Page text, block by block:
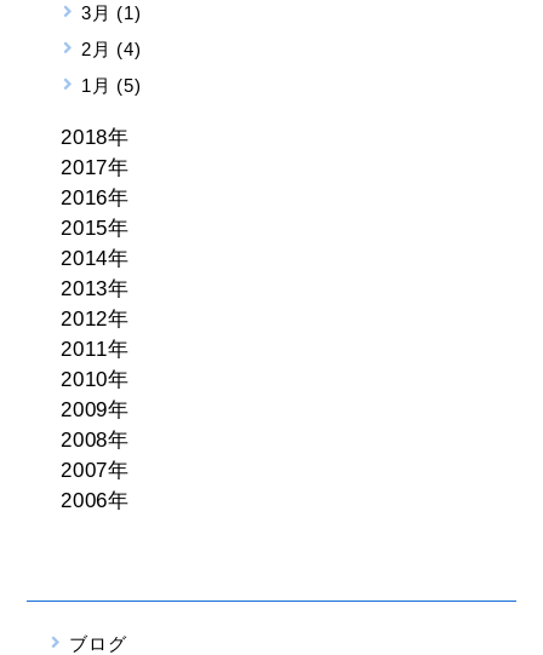
3月 (1)
2月 (4)
1月 (5)
2018年
2017年
2016年
2015年
2014年
2013年
2012年
2011年
2010年
2009年
2008年
2007年
2006年
ブログ